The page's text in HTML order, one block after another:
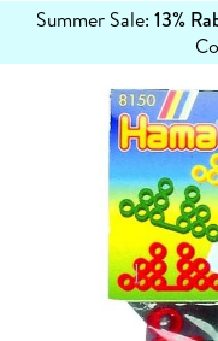
Summer Sale: 13%
erfahren